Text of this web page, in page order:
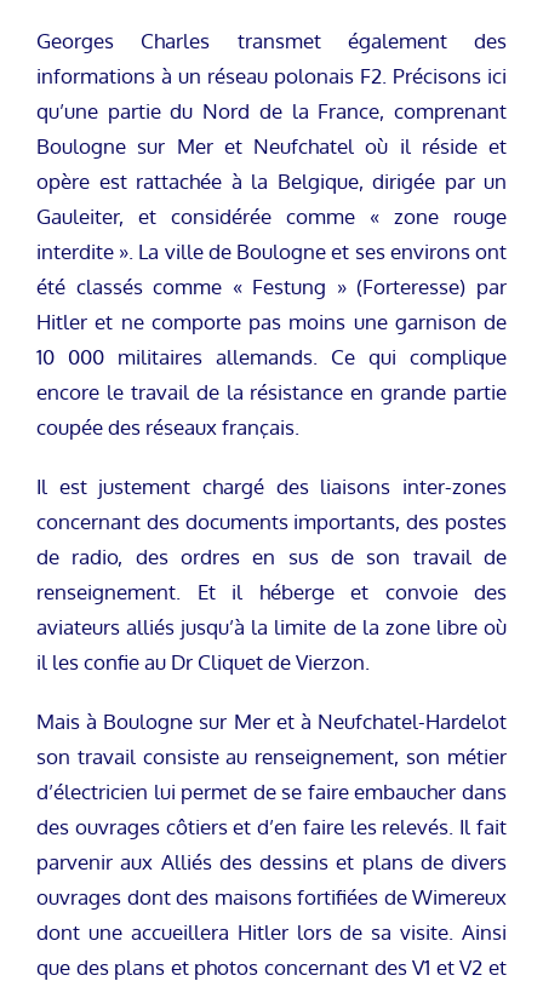
Georges Charles transmet également des
informations à un réseau polonais F2. Précisons ici
qu’une partie du Nord de la France, comprenant
Boulogne sur Mer et Neufchatel où il réside et
opère est rattachée à la Belgique, dirigée par un
Gauleiter, et considérée comme « zone rouge
interdite ». La ville de Boulogne et ses environs ont
été classés comme « Festung » (Forteresse) par
Hitler et ne comporte pas moins une garnison de
10 000 militaires allemands. Ce qui complique
encore le travail de la résistance en grande partie
coupée des réseaux français.
Il est justement chargé des liaisons inter-zones
concernant des documents importants, des postes
de radio, des ordres en sus de son travail de
renseignement. Et il héberge et convoie des
aviateurs alliés jusqu’à la limite de la zone libre où
il les confie au Dr Cliquet de Vierzon.
Mais à Boulogne sur Mer et à Neufchatel-Hardelot
son travail consiste au renseignement, son métier
d’électricien lui permet de se faire embaucher dans
des ouvrages côtiers et d’en faire les relevés. Il fait
parvenir aux Alliés des dessins et plans de divers
ouvrages dont des maisons fortifiées de Wimereux
dont une accueillera Hitler lors de sa visite. Ainsi
que des plans et photos concernant des V1 et V2 et